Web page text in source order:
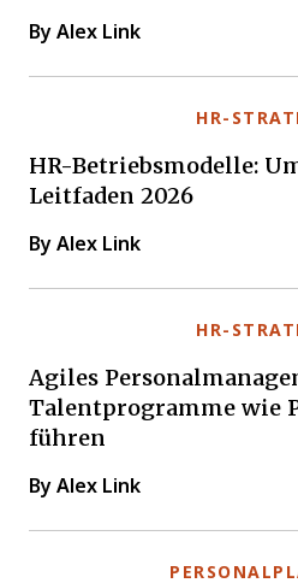
By Alex Link
HR-
HR-Betriebsmodelle:
Leitfaden 2026
By Alex Link
HR-
Agiles
Talentprogramme wie
führen
By Alex Link